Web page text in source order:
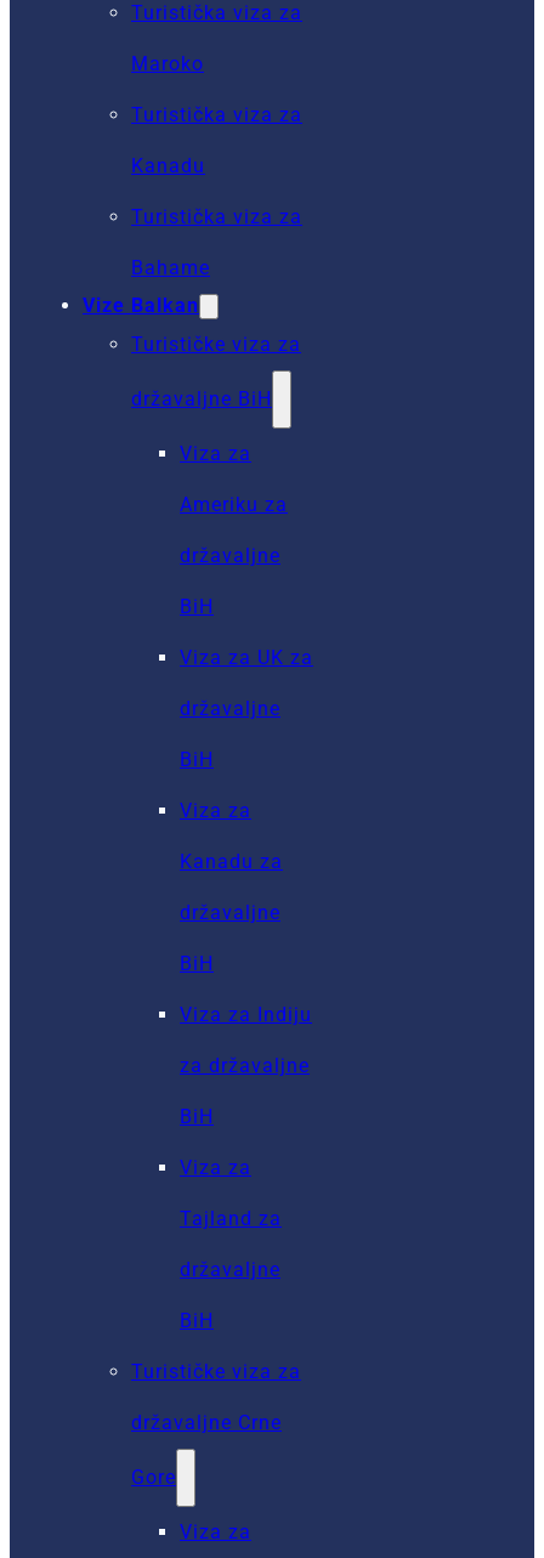
Turistička viza za
Maroko
Turistička viza za
Kanadu
Turistička viza za
Bahame
Vize Balkan
Turističke viza za
državaljne BiH
Viza za
Ameriku za
državaljne
BiH
Viza za UK za
državaljne
BiH
Viza za
Kanadu za
državaljne
BiH
Viza za Indiju
za državaljne
BiH
Viza za
Tajland za
državaljne
BiH
Turističke viza za
državaljne Crne
Gore
Viza za